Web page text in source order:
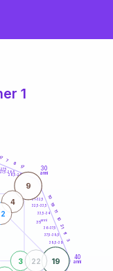
1
30
anni
40
anni
27,5-28,5
28,5-29
31-32,5
32,5-33,5
33,5-34
36-37,5
37,5-38,5
38,5-39
17
7
8
17
10
19
11
10
21
11
3
19
9
3 22
4
35anni